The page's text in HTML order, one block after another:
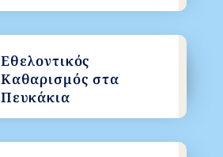
Εθελοντικός
Καθαρισμός στα
Πευκάκια